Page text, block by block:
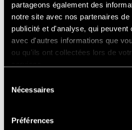
partageons également des
notre site avec nos partenaires
publicité et d'analyse, qui
avec d'autres informations que
ou qu'ils ont collectées lors de
Nécessaires
Préférences
dem Gelände der Rennstrecke
* Zugang für Personen mit
möglich